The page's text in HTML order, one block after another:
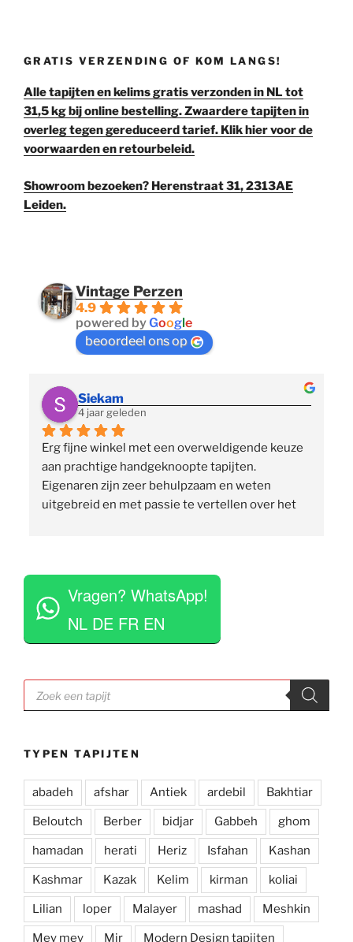
GRATIS VERZENDING OF KOM LANGS!
Alle tapijten en kelims gratis verzonden in NL tot
31,5 kg bij online bestelling. Zwaardere tapijten in
overleg tegen gereduceerd tarief. Klik hier voor de
voorwaarden en retourbeleid.
Showroom bezoeken? Herenstraat 31, 2313AE
Leiden.
Vintage Perzen
4.9
powered byGoogle
beoordeel ons op
Siekam
4 jaar geleden
Erg fijne winkel met een overweldigende keuze
aan prachtige handgeknoopte tapijten.
Eigenaren zijn zeer behulpzaam en weten
uitgebreid en met passie te vertellen over het
tapijten voor je uit te rollen. Tegelijkertijd niet
opdringerig en geven je rustig de tijd om je
eigen keuze te maken. Tevens erg competitieve
prijzen. Al met al een zeer positieve ervaring en
Vragen? WhatsApp!
NL DE FR EN
Producten
zoeken
TYPEN TAPIJTEN
abadeh afshar Antiek ardebil Bakhtiar
Beloutch Berber bidjar Gabbeh ghom
hamadan herati Heriz Isfahan Kashan
Kashmar Kazak Kelim kirman koliai
Lilian loper Malayer mashad Meshkin
Mey mey Mir Modern Design tapijten